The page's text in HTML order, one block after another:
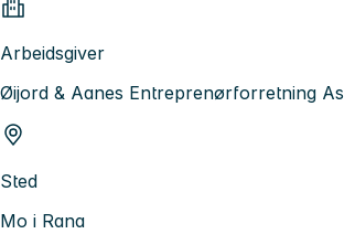
Arbeidsgiver
Øijord & Aanes Entreprenørforretning As
Sted
Mo i Rana